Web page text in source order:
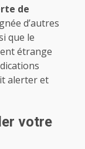
de
d’autres
que le
étrange
alerter et
votre